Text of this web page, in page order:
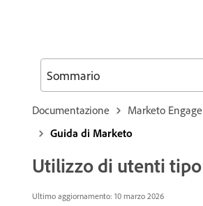
Documentazione
Marketo Engage
Guida di Marketo
Utilizzo di utenti tipo
Ultimo aggiornamento: 10 marzo 2026
Sommario